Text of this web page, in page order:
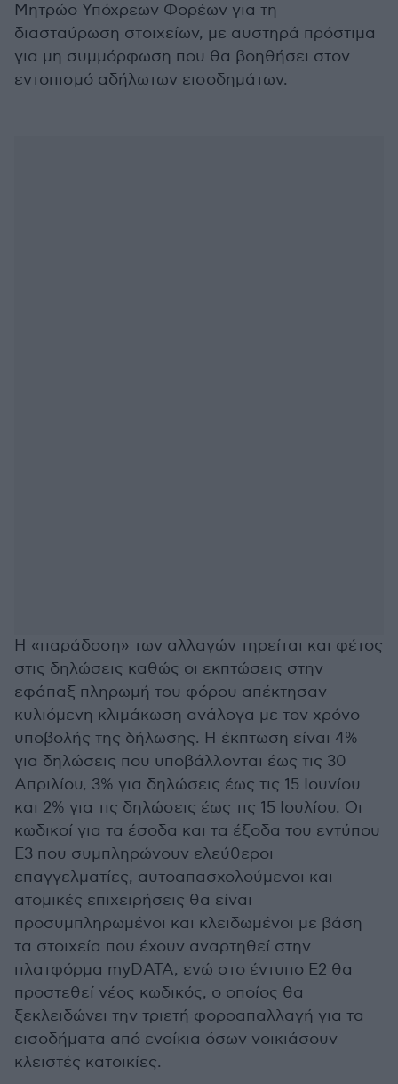
Μητρώο Υπόχρεων Φορέων για τη
διασταύρωση στοιχείων, με αυστηρά πρόστιμα
για μη συμμόρφωση που θα βοηθήσει στον
εντοπισμό αδήλωτων εισοδημάτων.
Η «παράδοση» των αλλαγών τηρείται και φέτος
στις δηλώσεις καθώς οι εκπτώσεις στην
εφάπαξ πληρωμή του φόρου απέκτησαν
κυλιόμενη κλιμάκωση ανάλογα με τον χρόνο
υποβολής της δήλωσης. Η έκπτωση είναι 4%
για δηλώσεις που υποβάλλονται έως τις 30
Απριλίου, 3% για δηλώσεις έως τις 15 Ιουνίου
και 2% για τις δηλώσεις έως τις 15 Ιουλίου. Οι
κωδικοί για τα έσοδα και τα έξοδα του εντύπου
Ε3 που συμπληρώνουν ελεύθεροι
επαγγελματίες, αυτοαπασχολούμενοι και
ατομικές επιχειρήσεις θα είναι
προσυμπληρωμένοι και κλειδωμένοι με βάση
τα στοιχεία που έχουν αναρτηθεί στην
πλατφόρμα myDΑΤΑ, ενώ στο έντυπο Ε2 θα
προστεθεί νέος κωδικός, ο οποίος θα
ξεκλειδώνει την τριετή φοροαπαλλαγή για τα
εισοδήματα από ενοίκια όσων νοικιάσουν
κλειστές κατοικίες.